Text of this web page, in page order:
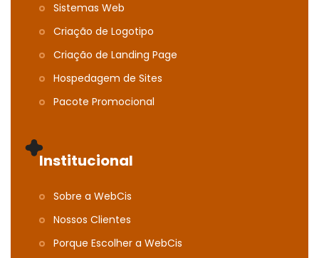
Sistemas Web
Criação de Logotipo
Criação de Landing Page
Hospedagem de Sites
Pacote Promocional
Institucional
Sobre a WebCis
Nossos Clientes
Porque Escolher a WebCis